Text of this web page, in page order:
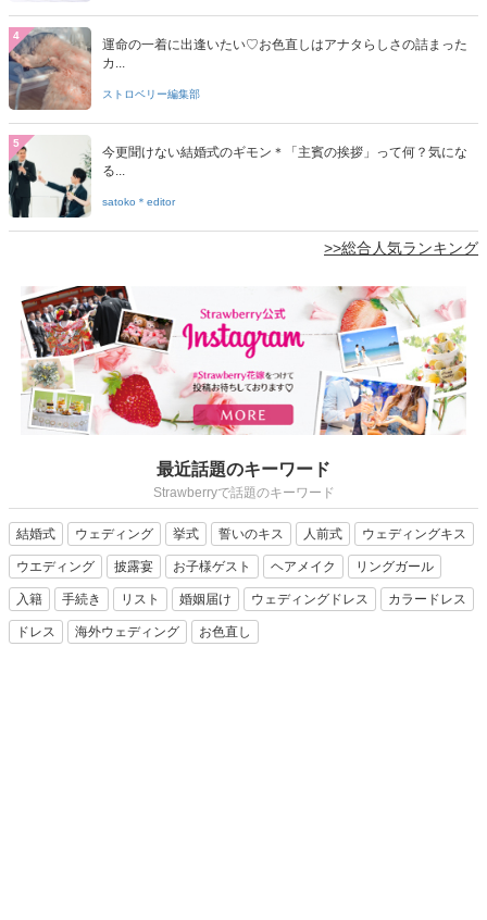
4
運命の一着に出逢いたい♡お色直しはアナタらしさの詰まった
カ...
ストロベリー編集部
5
今更聞けない結婚式のギモン＊「主賓の挨拶」って何？気にな
る...
satoko＊editor
>>総合人気ランキング
最近話題のキーワード
Strawberryで話題のキーワード
結婚式 ウェディング 挙式 誓いのキス 人前式 ウェディングキス
ウエディング 披露宴 お子様ゲスト ヘアメイク リングガール
入籍 手続き リスト 婚姻届け ウェディングドレス カラードレス
ドレス 海外ウェディング お色直し